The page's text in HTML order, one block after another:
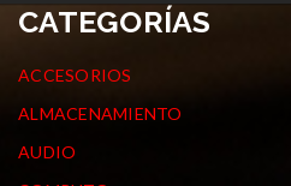
CATEGORÍAS
ACCESORIOS
ALMACENAMIENTO
AUDIO